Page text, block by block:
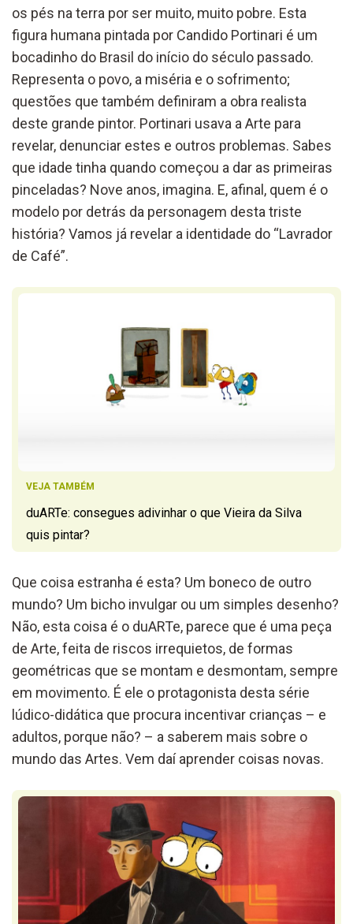
os pés na terra por ser muito, muito pobre. Esta
figura humana pintada por Candido Portinari é um
bocadinho do Brasil do início do século passado.
Representa o povo, a miséria e o sofrimento;
questões que também definiram a obra realista
deste grande pintor. Portinari usava a Arte para
revelar, denunciar estes e outros problemas. Sabes
que idade tinha quando começou a dar as primeiras
pinceladas? Nove anos, imagina. E, afinal, quem é o
modelo por detrás da personagem desta triste
história? Vamos já revelar a identidade do “Lavrador
de Café”.
VEJA TAMBÉM
duARTe: consegues adivinhar o que Vieira da Silva
quis pintar?
Que coisa estranha é esta? Um boneco de outro
mundo? Um bicho invulgar ou um simples desenho?
Não, esta coisa é o duARTe, parece que é uma peça
de Arte, feita de riscos irrequietos, de formas
geométricas que se montam e desmontam, sempre
em movimento. É ele o protagonista desta série
lúdico-didática que procura incentivar crianças – e
adultos, porque não? – a saberem mais sobre o
mundo das Artes. Vem daí aprender coisas novas.